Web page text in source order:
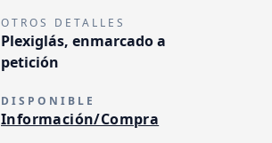
OTROS DETALLES
Plexiglás, enmarcado a
petición
DISPONIBLE
Información/Compra